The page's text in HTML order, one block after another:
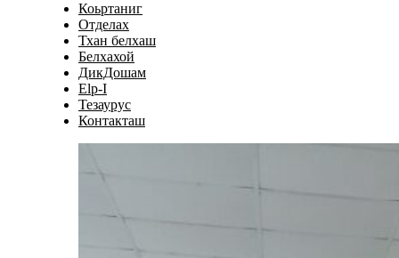
Коьртаниг
Отделах
Тхан белхаш
Белхахой
ДикДошам
Elp-I
Тезаурус
Контакташ